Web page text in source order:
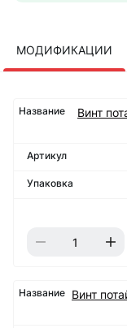
МОДИФИКАЦИИ
Винт
Винт